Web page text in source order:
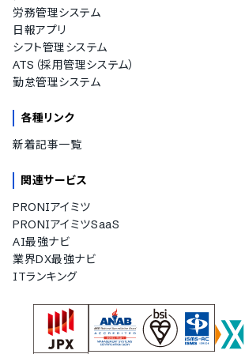
労務管理システム
日報アプリ
シフト管理システム
ATS（採用管理システム）
勤怠管理システム
各種リンク
新着記事一覧
関連サービス
PRONIアイミツ
PRONIアイミツSaaS
AI最強ナビ
業界DX最強ナビ
ITランキング